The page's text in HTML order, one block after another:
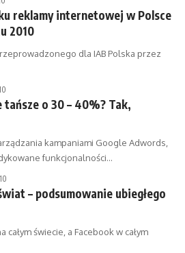
reklamy internetowej w Polsce
2010
dla IAB Polska przez
tańsze o 30 – 40%? Tak,
kampaniami Google Adwords,
funkcjonalności…
– podsumowanie ubiegłego
świecie, a Facebook w całym